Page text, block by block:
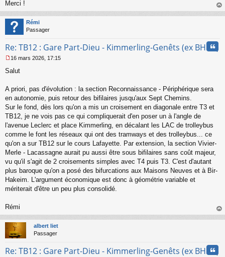
u
Merci !
au
Rémi
Passager
Re: TB12 : Gare Part-Dieu - Kimmerling-Genêts (ex BHNS)
e
s
a
g
e
n
o
n
u
16 mars 2026, 17:15
Salut
A priori, pas d'évolution : la section Reconnaissance - Périphérique sera
en autonomie, puis retour des bifilaires jusqu'aux Sept Chemins.
Sur le fond, dès lors qu'on a mis un croisement en diagonale entre T3 et
TB12, je ne vois pas ce qui compliquerait d'en poser un à l'angle de
l'avenue Leclerc et place Kimmerling, en décalant les LAC de trolleybus
comme le font les réseaux qui ont des tramways et des trolleybus... ce
qu'on a sur TB12 sur le cours Lafayette. Par extension, la section Vivier-
Merle - Lacassagne aurait pu aussi être sous bifilaires sans coût majeur,
vu qu'il s'agit de 2 croisements simples avec T4 puis T3. C'est d'autant
plus baroque qu'on a posé des bifurcations aux Maisons Neuves et à Bir-
Hakeim. L'argument économique est donc à géométrie variable et
mériterait d'être un peu plus consolidé.
Rémi
au
albert liet
Passager
Re: TB12 : Gare Part-Dieu - Kimmerling-Genêts (ex BHNS)